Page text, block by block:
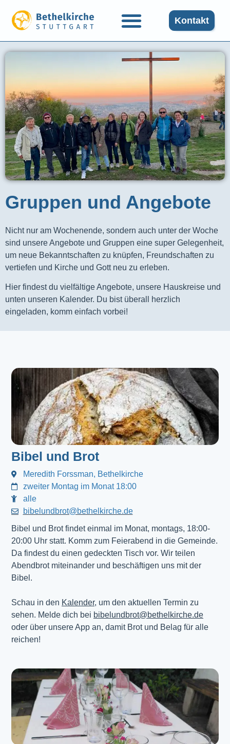
Kontakt
Gruppen und Angebote​
Nicht nur am Wochenende, sondern auch unter der Woche
sind unsere Angebote und Gruppen eine super Gelegenheit,
um neue Bekanntschaften zu knüpfen, Freundschaften zu
vertiefen und Kirche und Gott neu zu erleben.
Hier findest du vielfältige Angebote, unsere Hauskreise und
unten unseren Kalender. Du bist überall herzlich
eingeladen, komm einfach vorbei!
Bibel und Brot
Meredith Forssman, Bethelkirche
zweiter Montag im Monat 18:00
alle
bibelundbrot@bethelkirche.de
Bibel und Brot findet einmal im Monat, montags, 18:00-
20:00 Uhr statt. Komm zum Feierabend in die Gemeinde.
Da findest du einen gedeckten Tisch vor. Wir teilen
Abendbrot miteinander und beschäftigen uns mit der
Bibel.
Schau in den Kalender, um den aktuellen Termin zu
sehen. Melde dich bei bibelundbrot@bethelkirche.de
oder über unsere App an, damit Brot und Belag für alle
reichen!